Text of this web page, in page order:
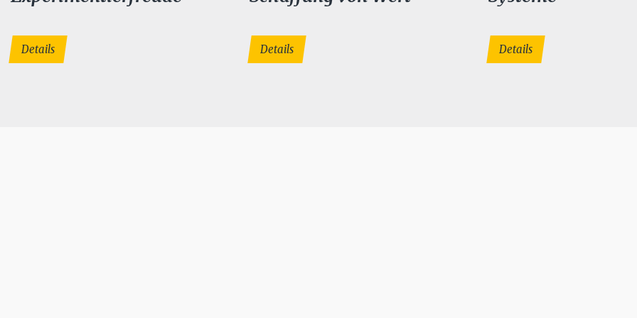
Details Details Details